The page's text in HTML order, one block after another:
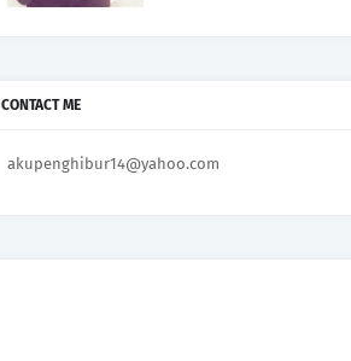
CONTACT ME
akupenghibur14@yahoo.com